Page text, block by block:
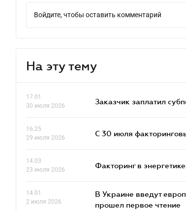
Войдите, чтобы оставить комментарий
На эту тему
17.01
30 июля 2026
Заказчик заплатил
16.25
29 июля 2026
С 30 июля
14.03
23 июля 2026
Факторинг в
14.01
2 июля 2026
В Украине введут
прошел первое чтение